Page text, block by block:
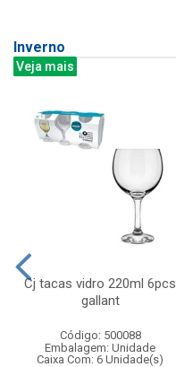
Inverno
Veja mais
Cj tacas vidro 220ml 6pcs
gallant
Código: 500088
Embalagem: Unidade
Caixa Com: 6 Unidade(s)